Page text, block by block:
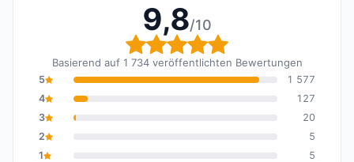
9,8/10
Gesamtbewertung: 9,8
Basierend auf 1 734 veröffentlichten Bewertungen
5
1 577
4
127
3
20
2
5
1
5